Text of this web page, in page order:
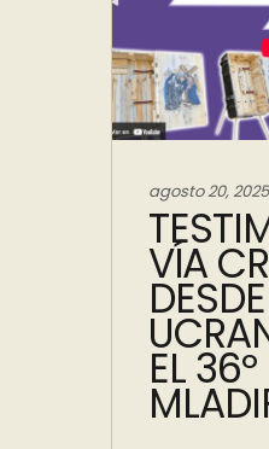
agosto 20, 2025
VÍA
DESDE
EL 36º